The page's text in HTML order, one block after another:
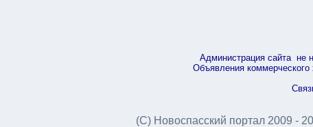
Администрация сайта не
Объявления коммерческого
(С) Новоспасский портал 2009 -